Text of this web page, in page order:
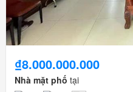
₫8.000.000.000
Nhà mặt phố tại